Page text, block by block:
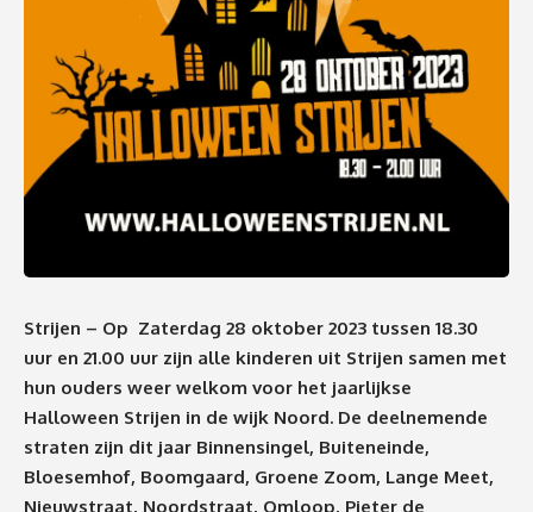
Strijen – Op Zaterdag 28 oktober 2023 tussen 18.30
uur en 21.00 uur zijn alle kinderen uit Strijen samen met
hun ouders weer welkom voor het jaarlijkse
Halloween Strijen in de wijk Noord. De deelnemende
straten zijn dit jaar Binnensingel, Buiteneinde,
Bloesemhof, Boomgaard, Groene Zoom, Lange Meet,
Nieuwstraat, Noordstraat, Omloop, Pieter de